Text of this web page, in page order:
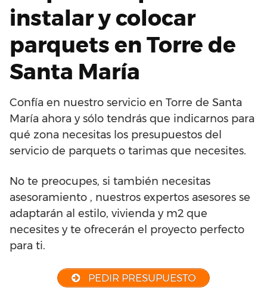
instalar y colocar
parquets en Torre de
Santa María
Confía en nuestro servicio en Torre de Santa
María ahora y sólo tendrás que indicarnos para
qué zona necesitas los presupuestos del
servicio de parquets o tarimas que necesites.
No te preocupes, si también necesitas
asesoramiento , nuestros expertos asesores se
adaptarán al estilo, vivienda y m2 que
necesites y te ofrecerán el proyecto perfecto
para ti.
PEDIR PRESUPUESTO